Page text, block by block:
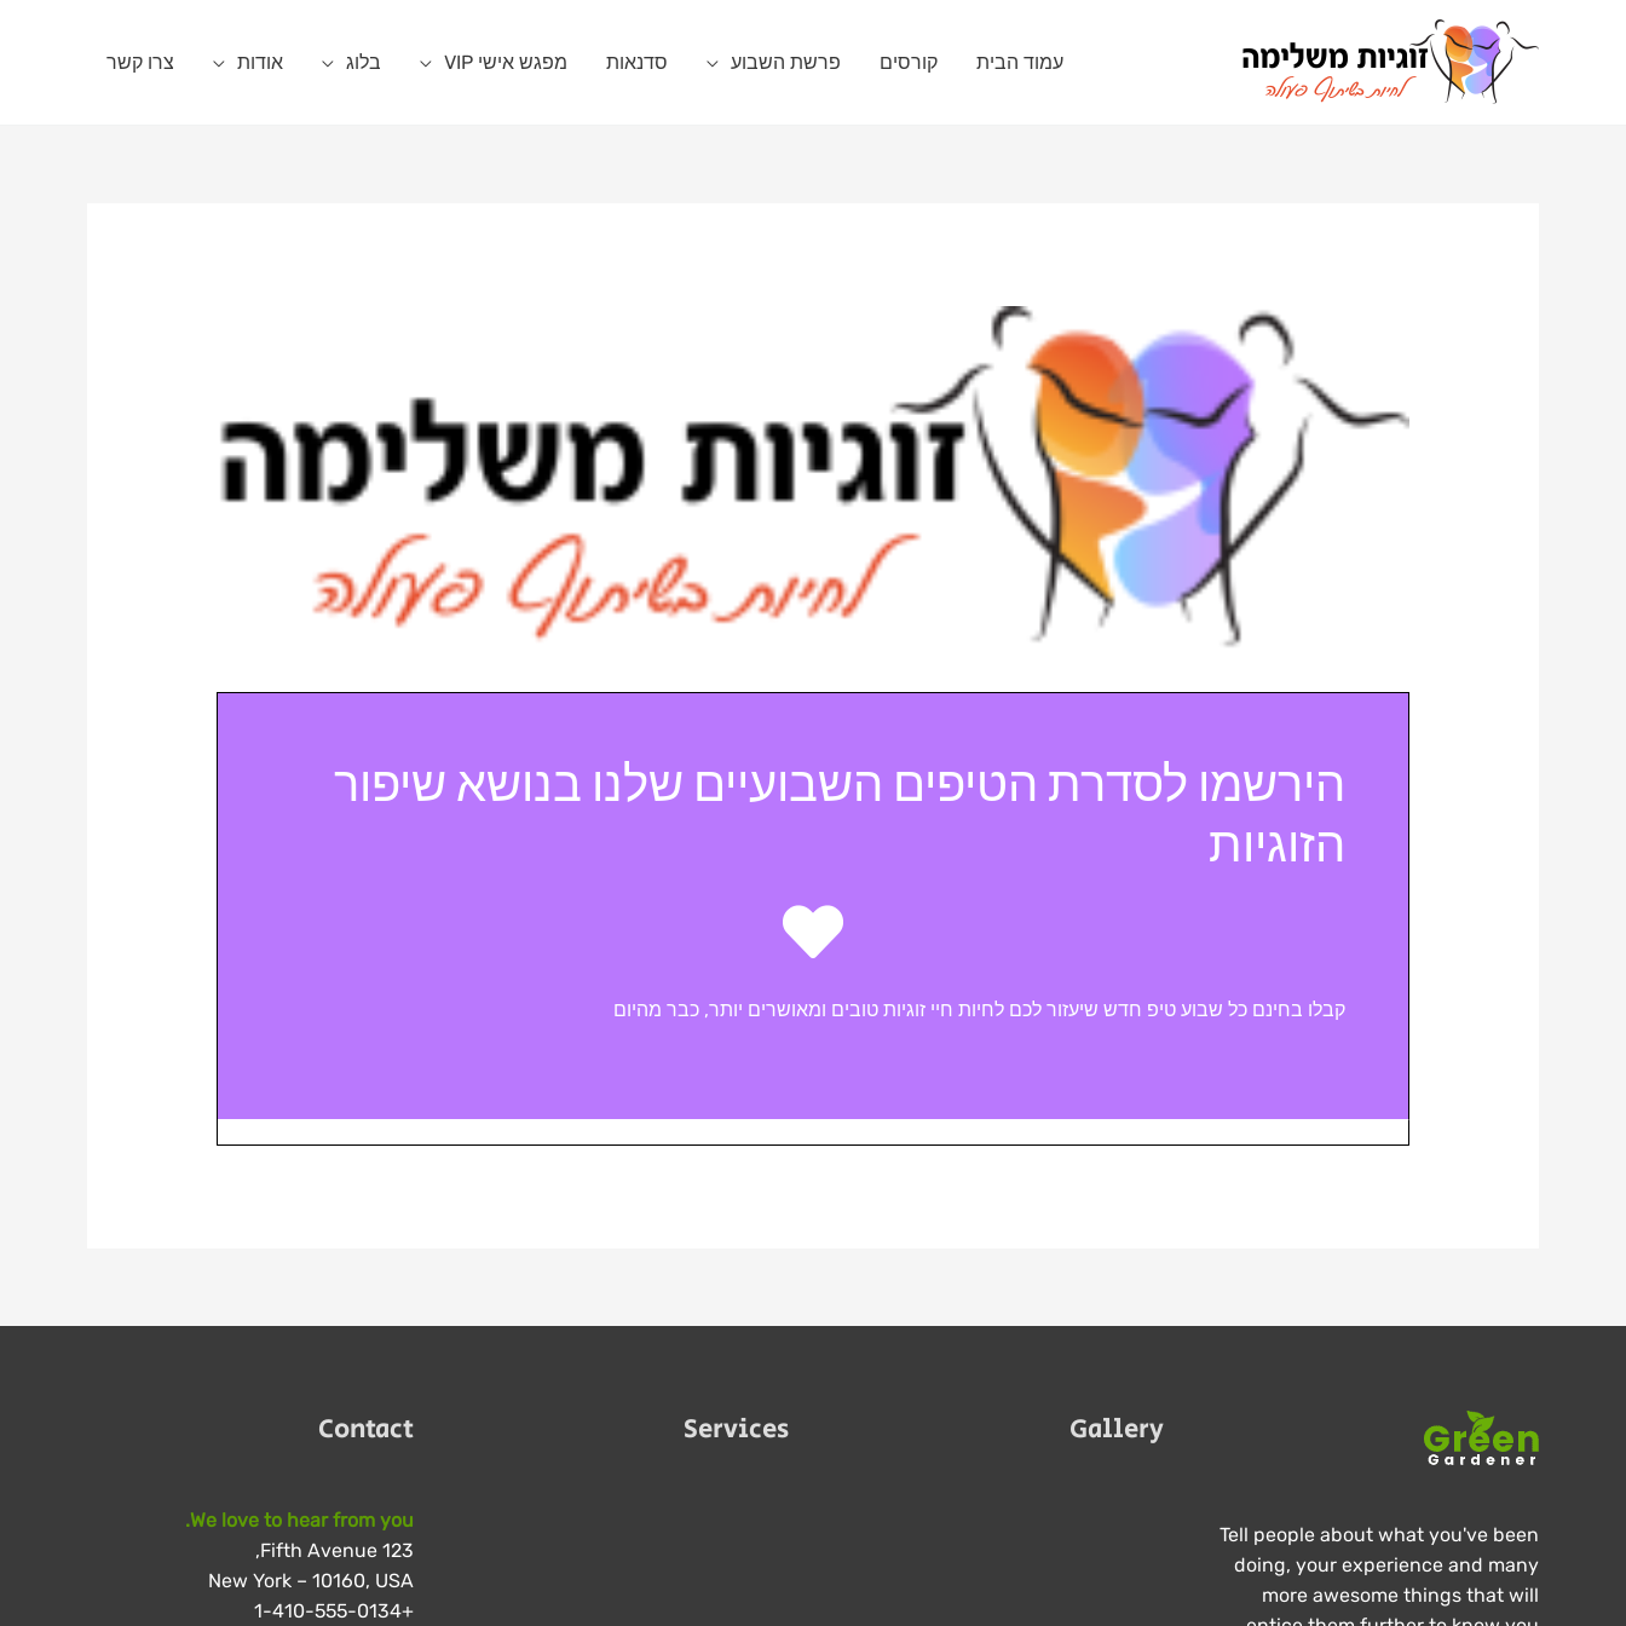
עמוד הבית קורסים פרשת השבוע סדנאות מפגש אישי VIP בלוג אודות צרו קשר
הירשמו לסדרת הטיפים השבועיים שלנו בנושא שיפור
הזוגיות
קבלו בחינם כל שבוע טיפ חדש שיעזור לכם לחיות חיי זוגיות טובים ומאושרים יותר, כבר מהיום
Tell people about what you've been
doing, your experience and many
more awesome things that will
Gallery
Services
Contact
We love to hear from you.
123 Fifth Avenue,
New York – 10160, USA
+1-410-555-0134